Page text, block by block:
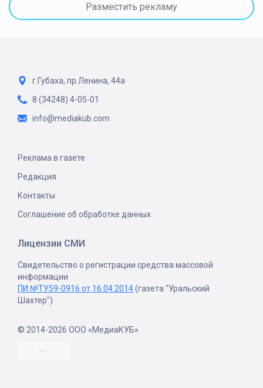
Разместить рекламу
г.Губаха, пр.Ленина, 44а
8 (34248) 4-05-01
info@mediakub.com
Реклама в газете
Редакция
Контакты
Соглашение об обработке данных
Лицензии СМИ
Свидетельство о регистрации средства массовой
информации
ПИ №ТУ59-0916 от 16.04.2014(газета "Уральский
Шахтер")
© 2014-2026 ООО «МедиаКУБ»